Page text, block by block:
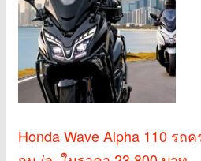
Honda Wave Alpha 110 รถ